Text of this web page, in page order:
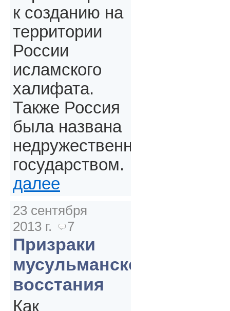
к созданию на
территории
России
исламского
халифата.
Также Россия
была названа
недружественным
государством.
далее
23 сентября
2013 г.
7
Призраки
мусульманского
восстания
Как